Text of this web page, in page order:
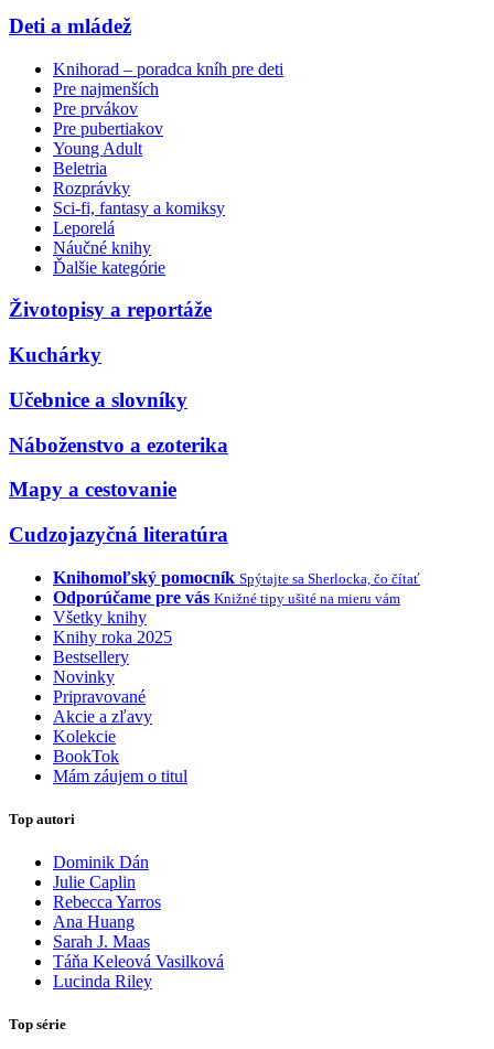
Deti a mládež
Knihorad – poradca kníh pre deti
Pre najmenších
Pre prvákov
Pre pubertiakov
Young Adult
Beletria
Rozprávky
Sci-fi, fantasy a komiksy
Leporelá
Náučné knihy
Ďalšie kategórie
Životopisy a reportáže
Kuchárky
Učebnice a slovníky
Náboženstvo a ezoterika
Mapy a cestovanie
Cudzojazyčná literatúra
Knihomoľský pomocník Spýtajte sa Sherlocka, čo čítať
Odporúčame pre vás Knižné tipy ušité na mieru vám
Všetky knihy
Knihy roka 2025
Bestsellery
Novinky
Pripravované
Akcie a zľavy
Kolekcie
BookTok
Mám záujem o titul
Top autori
Dominik Dán
Julie Caplin
Rebecca Yarros
Ana Huang
Sarah J. Maas
Táňa Keleová Vasilková
Lucinda Riley
Top série